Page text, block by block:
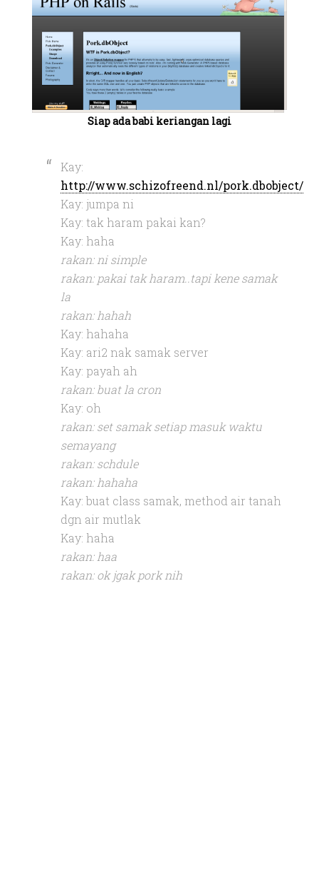
Siap ada babi keriangan lagi
Kay:
http://www.schizofreend.nl/pork.dbobject/
Kay: jumpa ni
Kay: tak haram pakai kan?
Kay: haha
rakan: ni simple
rakan: pakai tak haram..tapi kene samak
la
rakan: hahah
Kay: hahaha
Kay: ari2 nak samak server
Kay: payah ah
rakan: buat la cron
Kay: oh
rakan: set samak setiap masuk waktu
semayang
rakan: schdule
rakan: hahaha
Kay: buat class samak, method air tanah
dgn air mutlak
Kay: haha
rakan: haa
rakan: ok jgak pork nih